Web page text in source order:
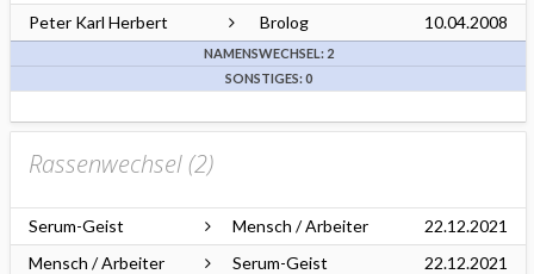
Peter Karl Herbert
Brolog 10.04.2008
NAMENSWECHSEL: 2
SONSTIGES: 0
Rassenwechsel (2)
Serum-Geist Mensch / Arbeiter
22.12.2021
Mensch / Arbeiter
Serum-Geist 22.12.2021